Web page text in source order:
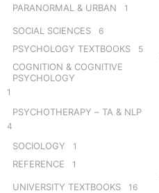
PARANORMAL & URBAN 1
SOCIAL SCIENCES 6
PSYCHOLOGY TEXTBOOKS 5
COGNITION & COGNITIVE
PSYCHOLOGY
1
PSYCHOTHERAPY – TA & NLP
4
SOCIOLOGY 1
REFERENCE 1
UNIVERSITY TEXTBOOKS 16